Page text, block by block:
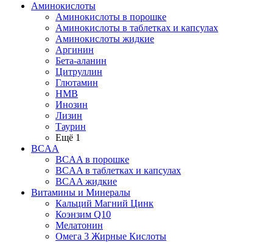
Аминокислоты
Аминокислоты в порошке
Аминокислоты в таблетках и капсулах
Аминокислоты жидкие
Аргинин
Бета-аланин
Цитруллин
Глютамин
HMB
Инозин
Лизин
Таурин
Ещё 1
BCAA
BCAA в порошке
BCAA в таблетках и капсулах
BCAA жидкие
Витамины и Минералы
Кальций Магний Цинк
Коэнзим Q10
Мелатонин
Омега 3 Жирные Кислоты